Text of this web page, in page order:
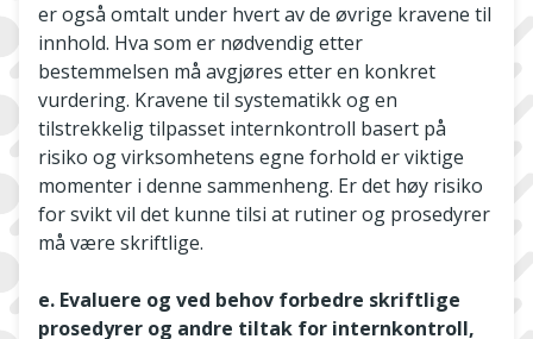
er også omtalt under hvert av de øvrige kravene til
innhold. Hva som er nødvendig etter
bestemmelsen må avgjøres etter en konkret
vurdering. Kravene til systematikk og en
tilstrekkelig tilpasset internkontroll basert på
risiko og virksomhetens egne forhold er viktige
momenter i denne sammenheng. Er det høy risiko
for svikt vil det kunne tilsi at rutiner og prosedyrer
må være skriftlige.
e. Evaluere og ved behov forbedre skriftlige
prosedyrer og andre tiltak for internkontroll,